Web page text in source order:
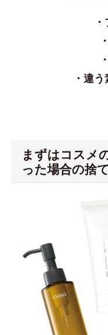
・違
まずはコスメ
った場合の捨